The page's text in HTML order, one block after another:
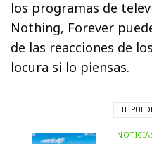
los programas de
Nothing, Forever
de las reacciones de
locura si lo piensas.
TE